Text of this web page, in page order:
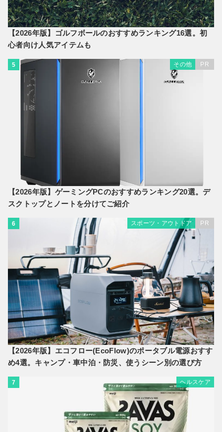
【2026年版】ゴルフボールのおすすめランキング16選。初
心者向け人気アイテムも
5 その他 PR
【2026年版】ゲーミングPCのおすすめランキング20選。デ
スクトップとノートを分けてご紹介
6 スポーツ・アウトドア PR
【2026年版】エコフロー(EcoFlow)のポータブル電源おすす
め4選。キャンプ・車中泊・防災、使うシーン別の選び方
7 ヘルスケア